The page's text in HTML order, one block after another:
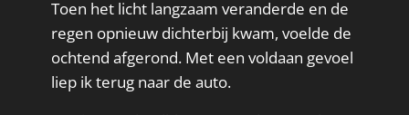
Toen het licht langzaam veranderde en de
regen opnieuw dichterbij kwam, voelde de
ochtend afgerond. Met een voldaan gevoel
liep ik terug naar de auto.